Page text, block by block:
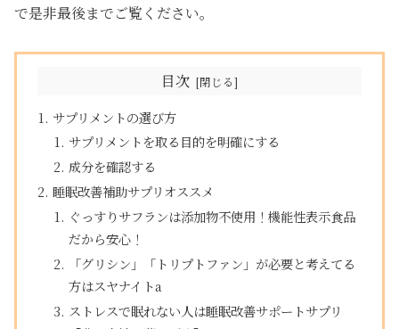
で是非最後までご覧ください。
目次
サプリメントの選び方
サプリメントを取る目的を明確にする
成分を確認する
睡眠改善補助サプリオススメ
ぐっすりサフランは添加物不使用！機能性表示食品
だから安心！
「グリシン」「トリプトファン」が必要と考えてる
方はスヤナイトa
ストレスで眠れない人は睡眠改善サポートサプリ